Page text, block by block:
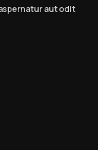
aut odit